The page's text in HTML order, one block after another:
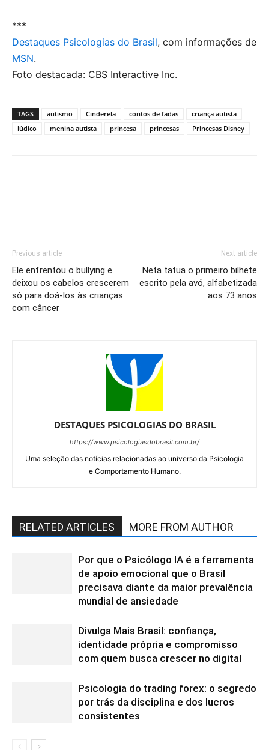
***
Destaques Psicologias do Brasil, com informações de
MSN.
Foto destacada: CBS Interactive Inc.
TAGS autismo Cinderela contos de fadas
criança autista
lúdico
menina autista princesa princesas Princesas Disney
Previous article
Ele enfrentou o bullying e
deixou os cabelos crescerem
só para doá-los às crianças
com câncer
Next article
Neta tatua o primeiro bilhete
escrito pela avó, alfabetizada
aos 73 anos
DESTAQUES PSICOLOGIAS DO BRASIL
https://www.psicologiasdobrasil.com.br/
Uma seleção das notícias relacionadas ao universo da Psicologia
e Comportamento Humano.
RELATED ARTICLES MORE FROM AUTHOR
Por que o Psicólogo IA é a ferramenta
de apoio emocional que o Brasil
precisava diante da maior prevalência
mundial de ansiedade
Divulga Mais Brasil: confiança,
identidade própria e compromisso
com quem busca crescer no digital
Psicologia do trading forex: o segredo
por trás da disciplina e dos lucros
consistentes